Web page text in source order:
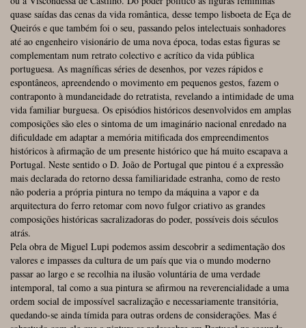
quase saídas das cenas da vida romântica, desse tempo lisboeta de Eça de
Queirós e que também foi o seu, passando pelos intelectuais sonhadores
até ao engenheiro visionário de uma nova época, todas estas figuras se
complementam num retrato colectivo e acrítico da vida pública
portuguesa. As magníficas séries de desenhos, por vezes rápidos e
espontâneos, apreendendo o movimento em pequenos gestos, fazem o
contraponto à mundaneidade do retratista, revelando a intimidade de uma
vida familiar burguesa. Os episódios históricos desenvolvidos em amplas
composições são eles o sintoma de um imaginário nacional enredado na
dificuldade em adaptar a memória mitificada dos empreendimentos
históricos à afirmação de um presente histórico que há muito escapava a
Portugal. Neste sentido o D. João de Portugal que pintou é a expressão
mais declarada do retorno dessa familiaridade estranha, como de resto
não poderia a própria pintura no tempo da máquina a vapor e da
arquitectura do ferro retomar com novo fulgor criativo as grandes
composições históricas sacralizadoras do poder, possíveis dois séculos
atrás.
Pela obra de Miguel Lupi podemos assim descobrir a sedimentação dos
valores e impasses da cultura de um país que via o mundo moderno
passar ao largo e se recolhia na ilusão voluntária de uma verdade
intemporal, tal como a sua pintura se afirmou na reverencialidade a uma
ordem social de impossível sacralização e necessariamente transitória,
quedando-se ainda tímida para outras ordens de considerações. Mas é